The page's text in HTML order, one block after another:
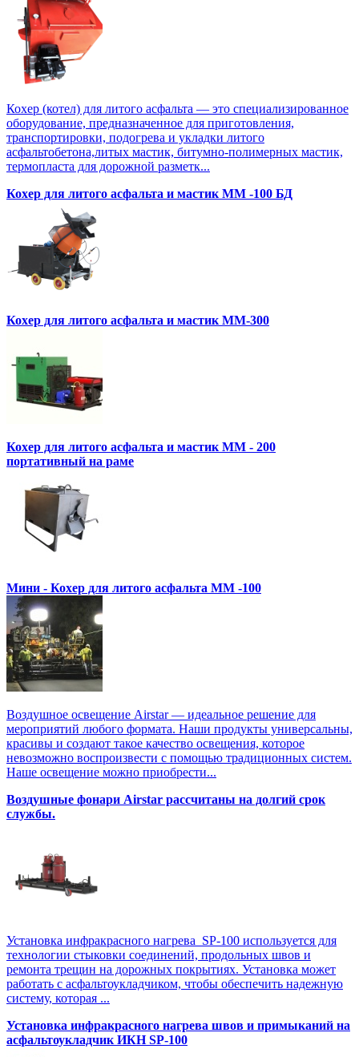
Кохер (котел) для литого асфальта — это специализированное
оборудование, предназначенное для приготовления,
транспортировки, подогрева и укладки литого
асфальтобетона,литых мастик, битумно-полимерных мастик,
термопласта для дорожной разметк...
Кохер для литого асфальта и мастик MM -100 БД
Кохер для литого асфальта и мастик MM-300
Кохер для литого асфальта и мастик MM - 200
портативный на раме
Мини - Кохер для литого асфальта MM -100
Воздушное освещение Airstar — идеальное решение для
мероприятий любого формата. Наши продукты универсальны,
красивы и создают такое качество освещения, которое
невозможно воспроизвести с помощью традиционных систем.
Наше освещение можно приобрести...
Воздушные фонари Airstar рассчитаны на долгий срок
службы.
Установка инфракрасного нагрева SP-100 используется для
технологии стыковки соединений, продольных швов и
ремонта трещин на дорожных покрытиях. Установка может
работать с асфальтоукладчиком, чтобы обеспечить надежную
систему, которая ...
Установка инфракрасного нагрева швов и примыканий на
асфальтоукладчик ИКН SP-100